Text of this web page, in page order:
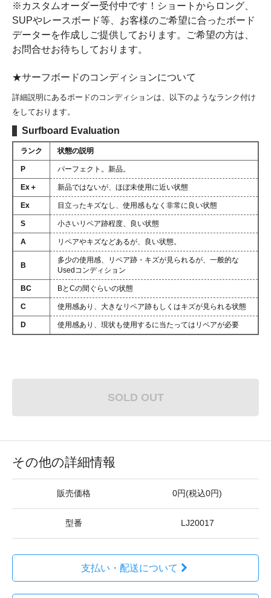
※カスタムオーダー受付中です！ショートからロング、
SUPやレースボード等、お客様のご希望に合ったボード
データーを作成しご提供しております。ご希望の方は、
お問合せお待ちしております。
★サーフボードのコンディションについて
詳細説明にあるボードのコンディションは、以下のようなランク付け
をしております。
Surfboard Evaluation
ランク 状態の説明
P パーフェクト。新品。
Ex＋ 新品ではないが、ほぼ未使用に近い状態
Ex 目立ったキズなし、使用感もなく非常に良い状態
S 小さいリペア跡程度、良い状態
A リペアやキズなどあるが、良い状態。
B
多少の使用感、リペア跡・キズが見られるが、一般的な
Usedコンディション
BC BとCの間ぐらいの状態
C 使用感あり、大きなリペア跡もしくはキズが見られる状態
D 使用感あり、現状も使用するに当たってはリペアが必要
SOLD OUT
その他の詳細情報
販売価格 0円(税込0円)
型番 LJ20017
支払い・配送について